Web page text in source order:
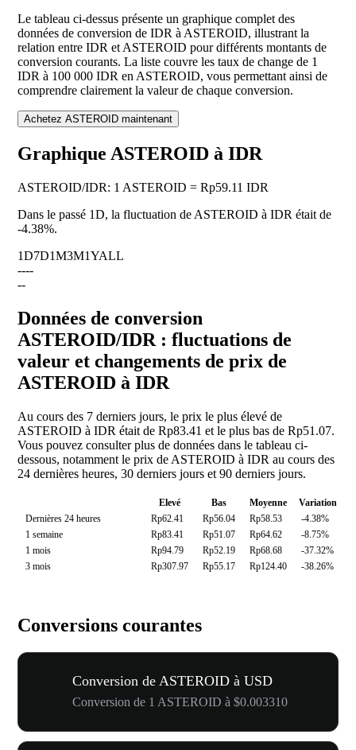
Le tableau ci-dessus présente un graphique complet des
données de conversion de IDR à ASTEROID, illustrant la
relation entre IDR et ASTEROID pour différents montants de
conversion courants. La liste couvre les taux de change de 1
IDR à 100 000 IDR en ASTEROID, vous permettant ainsi de
comprendre clairement la valeur de chaque conversion.
Achetez ASTEROID maintenant
Graphique ASTEROID à IDR
ASTEROID/IDR: 1 ASTEROID = Rp59.11 IDR
Dans le passé 1D, la fluctuation de ASTEROID à IDR était de
-4.38%.
1D7D1M3M1YALL
----
--
Données de conversion
ASTEROID/IDR : fluctuations de
valeur et changements de prix de
ASTEROID à IDR
Au cours des 7 derniers jours, le prix le plus élevé de
ASTEROID à IDR était de Rp83.41 et le plus bas de Rp51.07.
Vous pouvez consulter plus de données dans le tableau ci-
dessous, notamment le prix de ASTEROID à IDR au cours des
24 dernières heures, 30 derniers jours et 90 derniers jours.
Elevé Bas Moyenne
Variation
Dernières 24 heures
Rp62.41 Rp56.04 Rp58.53
-4.38%
1 semaine
Rp83.41 Rp51.07 Rp64.62
-8.75%
1 mois
Rp94.79 Rp52.19 Rp68.68
-37.32%
3 mois
Rp307.97 Rp55.17 Rp124.40 -38.26%
Conversions courantes
Conversion de ASTEROID à USD
Conversion de 1 ASTEROID à $0.003310